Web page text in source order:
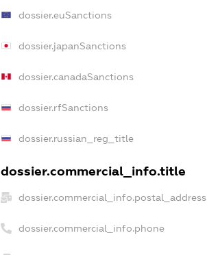
dossier.euSanctions
dossier.japanSanctions
dossier.canadaSanctions
dossier.rfSanctions
dossier.russian_reg_title
dossier.commercial_info.title
dossier.commercial_info.postal_address
dossier.commercial_info.phone